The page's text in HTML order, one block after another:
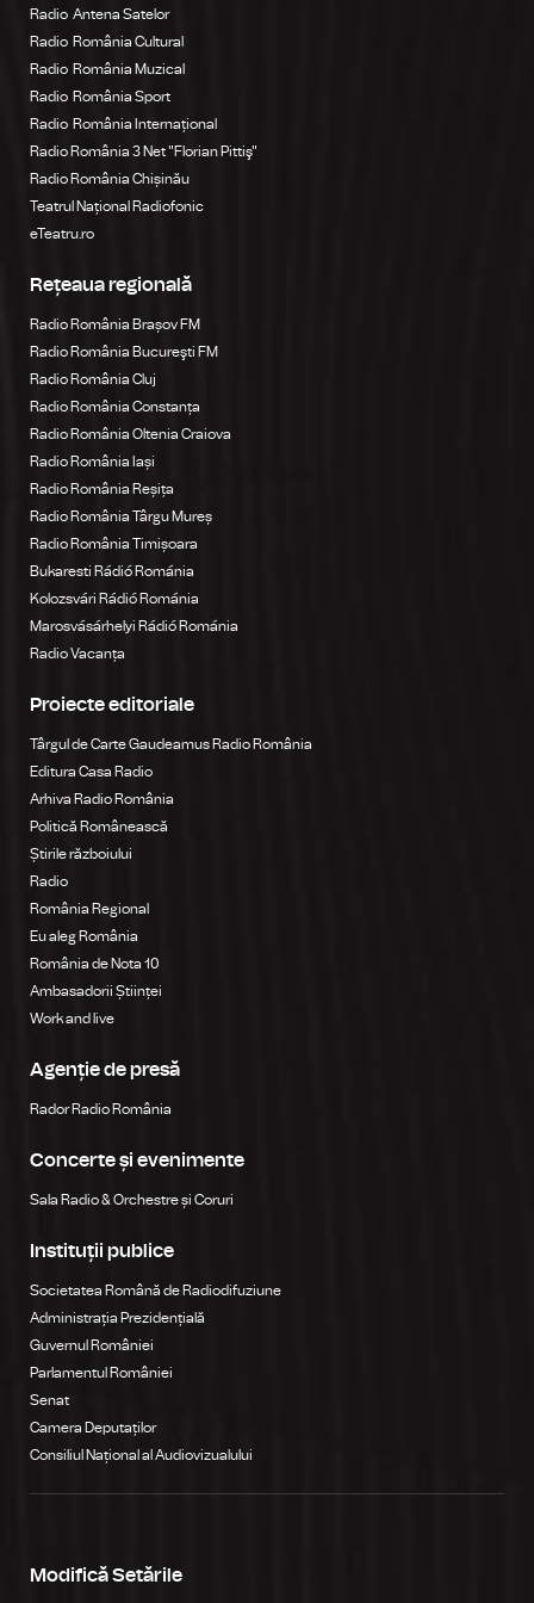
Radio Antena Satelor
Radio România Cultural
Radio România Muzical
Radio România Sport
Radio România Internațional
Radio România 3 Net "Florian Pittiş"
Radio România Chișinău
Teatrul Național Radiofonic
eTeatru.ro
Rețeaua regională
Radio România Brașov FM
Radio România Bucureşti FM
Radio România Cluj
Radio România Constanța
Radio România Oltenia Craiova
Radio România Iași
Radio România Reșița
Radio România Târgu Mureș
Radio România Timișoara
Bukaresti Rádió Románia
Kolozsvári Rádió Románia
Marosvásárhelyi Rádió Románia
Radio Vacanța
Proiecte editoriale
Târgul de Carte Gaudeamus Radio România
Editura Casa Radio
Arhiva Radio România
Politică Românească
Știrile războiului
Radio
România Regional
Eu aleg România
România de Nota 10
Ambasadorii Științei
Work and live
Agenție de presă
Rador Radio România
Concerte și evenimente
Sala Radio & Orchestre și Coruri
Instituții publice
Societatea Română de Radiodifuziune
Administrația Prezidențială
Guvernul României
Parlamentul României
Senat
Camera Deputaților
Consiliul Național al Audiovizualului
Modifică Setările